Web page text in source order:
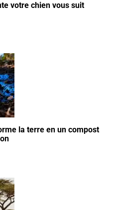
votre chien vous suit
la terre en un compost